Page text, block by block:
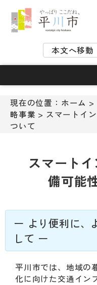
ョ
ス
移
る
本文へ移動
現在の位置： ホーム >
略事業 > スマートイ
ついて
スマート
備可能
ー より便利に、
して ー
平川市では、地域の
化に向けた交通イン